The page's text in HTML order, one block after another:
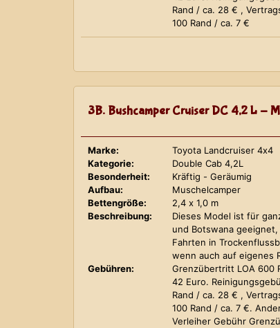
Rand / ca. 28 € ,
100 Rand / ca. 7 €
3B. Bushcamper Cruiser DC 4,2 L -
Marke:
Toyota Landcruiser 4x4
Kategorie:
Double Cab 4,2L
Besonderheit:
Kräftig - Geräumig
Aufbau:
Muschelcamper
Bettengröße:
2,4 x 1,0 m
Beschreibung:
Dieses Model ist für
und Botswana
Fahrten in
wenn auch auf eigenes
Gebühren:
Grenzübertritt LOA 600
42 Euro.
Rand / ca. 28 € ,
100 Rand / ca. 7 €.
Verleiher Gebühr